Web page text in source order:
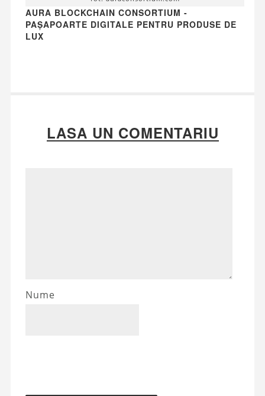
AURA BLOCKCHAIN CONSORTIUM -
PAȘAPOARTE DIGITALE PENTRU PRODUSE DE
LUX
LASA UN COMENTARIU
Nume